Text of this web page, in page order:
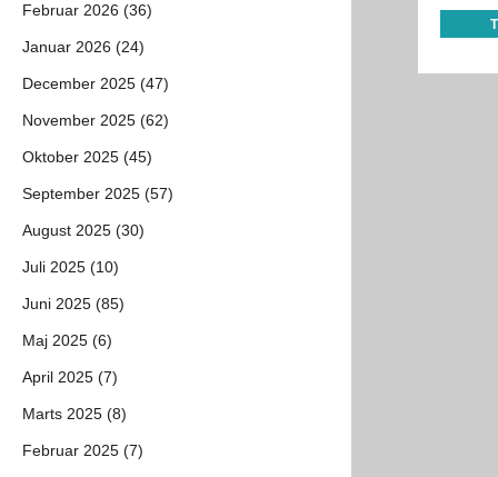
Februar 2026 (36)
Januar 2026 (24)
December 2025 (47)
November 2025 (62)
Oktober 2025 (45)
September 2025 (57)
August 2025 (30)
Juli 2025 (10)
Juni 2025 (85)
Maj 2025 (6)
April 2025 (7)
Marts 2025 (8)
Februar 2025 (7)